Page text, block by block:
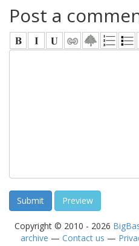
Post a
Copyright © 2010 - 2026
archive — Contact us —